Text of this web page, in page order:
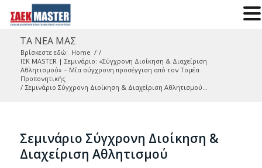
ΤΑ ΝΕΑ ΜΑΣ
Βρίσκεστε εδώ: Home / /
IEK MASTER | Σεμινάριο: «Σύγχρονη Διοίκηση & Διαχείριση
Αθλητισμού» – Μία σύγχρονη προσέγγιση από τον Τομέα
Προπονητικής
/ Σεμινάριο Σύγχρονη Διοίκηση & Διαχείριση Αθλητισμού...
Σεμινάριο Σύγχρονη Διοίκηση &
Διαχείριση Αθλητισμού